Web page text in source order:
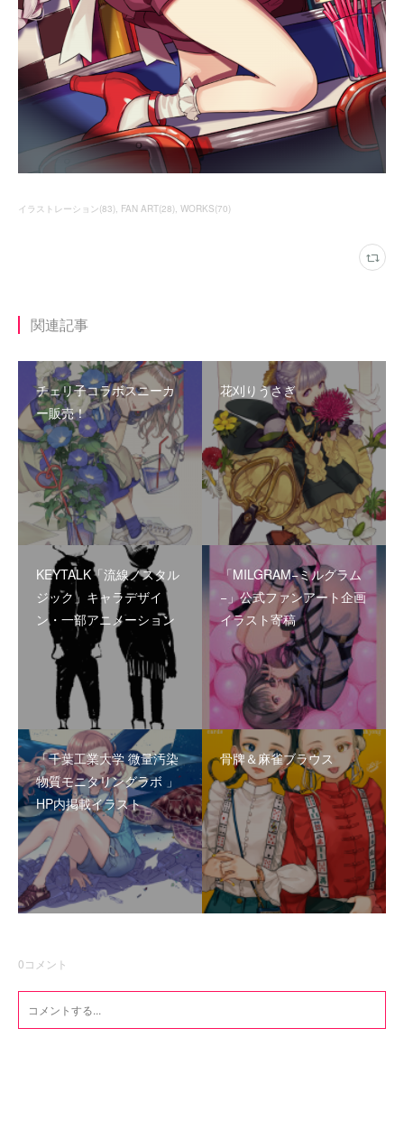
イラストレーション(83) FAN ART(28) WORKS(70)
関連記事
チェリ子コラボスニーカ
ー販売！
花刈りうさぎ
KEYTALK「流線ノスタル
ジック」キャラデザイ
ン・一部アニメーション
「MILGRAM−ミルグラム
−」公式ファンアート企画
イラスト寄稿
「千葉工業大学 微量汚染
物質モニタリングラボ 」
HP内掲載イラスト
骨牌＆麻雀ブラウス
0コメント